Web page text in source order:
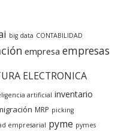
big data CONTABILIDAD
empresa empresas
ELECTRONICA
artificial inventario
MRP picking
empresarial pyme pymes